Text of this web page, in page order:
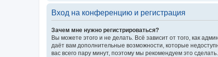
Вход на конференцию и регистрация
Зачем мне нужно регистрироваться?
Вы можете этого и не делать. Всё зависит от того, как
даёт вам дополнительные возможности, которые
вас всего пару минут, поэтому мы рекомендуем это сделать.